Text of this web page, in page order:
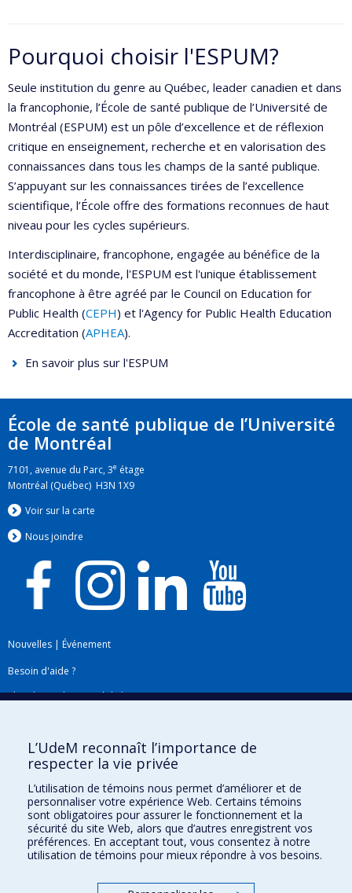
Pourquoi choisir l'ESPUM?
Seule institution du genre au Québec, leader canadien et dans
la francophonie, l’École de santé publique de l’Université de
Montréal (ESPUM) est un pôle d’excellence et de réflexion
critique en enseignement, recherche et en valorisation des
connaissances dans tous les champs de la santé publique.
S’appuyant sur les connaissances tirées de l’excellence
scientifique, l’École offre des formations reconnues de haut
niveau pour les cycles supérieurs.
Interdisciplinaire, francophone, engagée au bénéfice de la
société et du monde, l'ESPUM est l'unique établissement
francophone à être agréé par le Council on Education for
Public Health (CEPH) et l'Agency for Public Health Education
Accreditation (APHEA).
En savoir plus sur l'ESPUM
École de santé publique de l’Université
de Montréal
7101, avenue du Parc, 3e étage
Montréal (Québec) H3N 1X9
Voir sur la carte
Nous joindre
Nouvelles | Événement
Besoin d'aide ?
Plan du site|Accessibilité
Téléchargez les logos de l'ESPUM
L’UdeM reconnaît l’importance de
respecter la vie privée
L’utilisation de témoins nous permet d’améliorer et de
personnaliser votre expérience Web. Certains témoins
sont obligatoires pour assurer le fonctionnement et la
sécurité du site Web, alors que d’autres enregistrent vos
préférences. En acceptant tout, vous consentez à notre
utilisation de témoins pour mieux répondre à vos besoins.